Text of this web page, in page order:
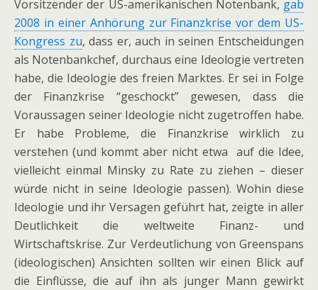
Vorsitzender der US-amerikanischen Notenbank, gab
2008 in einer Anhörung zur Finanzkrise vor dem US-
Kongress zu, dass er, auch in seinen Entscheidungen
als Notenbankchef, durchaus eine Ideologie vertreten
habe, die Ideologie des freien Marktes. Er sei in Folge
der Finanzkrise “geschockt” gewesen, dass die
Voraussagen seiner Ideologie nicht zugetroffen habe.
Er habe Probleme, die Finanzkrise wirklich zu
verstehen (und kommt aber nicht etwa auf die Idee,
vielleicht einmal Minsky zu Rate zu ziehen – dieser
würde nicht in seine Ideologie passen). Wohin diese
Ideologie und ihr Versagen geführt hat, zeigte in aller
Deutlichkeit die weltweite Finanz- und
Wirtschaftskrise. Zur Verdeutlichung von Greenspans
(ideologischen) Ansichten sollten wir einen Blick auf
die Einflüsse, die auf ihn als junger Mann gewirkt